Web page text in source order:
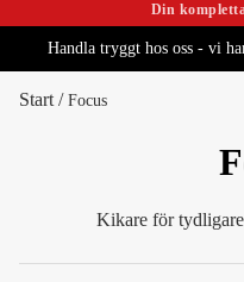
Din
Handla tryggt hos oss - vi
Start / Focus
Kikare för